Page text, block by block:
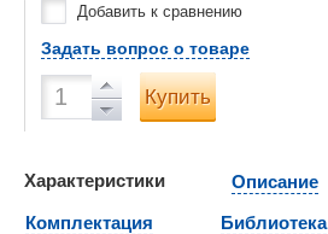
Добавить к сравнению
Задать вопрос о товаре
Купить
Характеристики
Описание
Комплектация
Библиотека